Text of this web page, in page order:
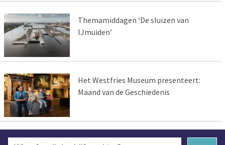
Themamiddagen ‘De sluizen van
IJmuiden’
Het Westfries Museum presenteert:
Maand van de Geschiedenis